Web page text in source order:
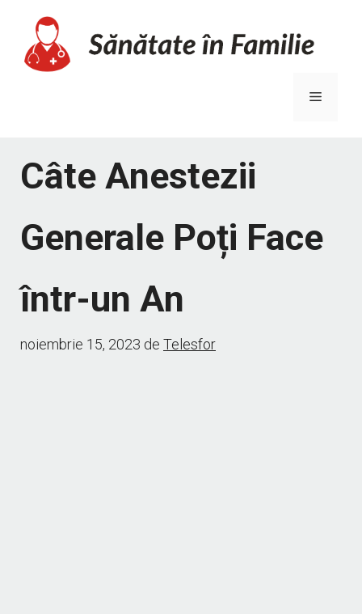
conținut
Meniu
Câte Anestezii
Generale Poți Face
într-un An
noiembrie 15, 2023 de Telesfor